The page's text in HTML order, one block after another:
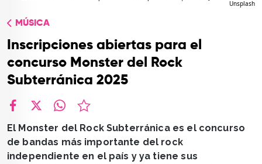
CONTACTO
Unsplash
MÚSICA
Inscripciones abiertas para el
concurso Monster del Rock
Subterránica 2025
El Monster del Rock Subterránica es el concurso
de bandas más importante del rock
independiente en el país y ya tiene sus